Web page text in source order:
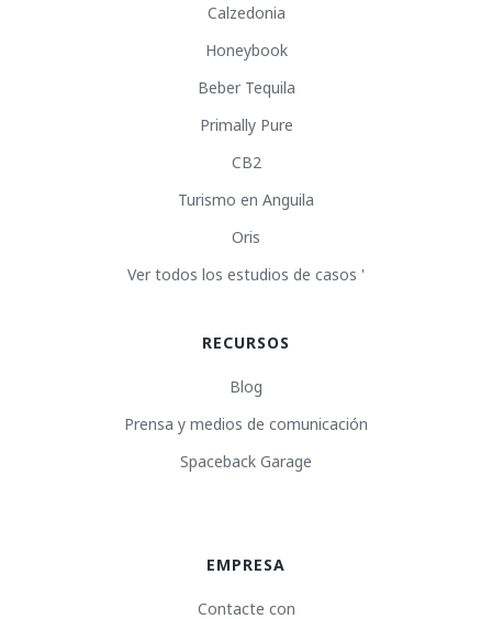
Calzedonia
Honeybook
Beber Tequila
Primally Pure
CB2
Turismo en Anguila
Oris
Ver todos los estudios de casos '
RECURSOS
Blog
Prensa y medios de comunicación
Spaceback Garage
EMPRESA
Contacte con